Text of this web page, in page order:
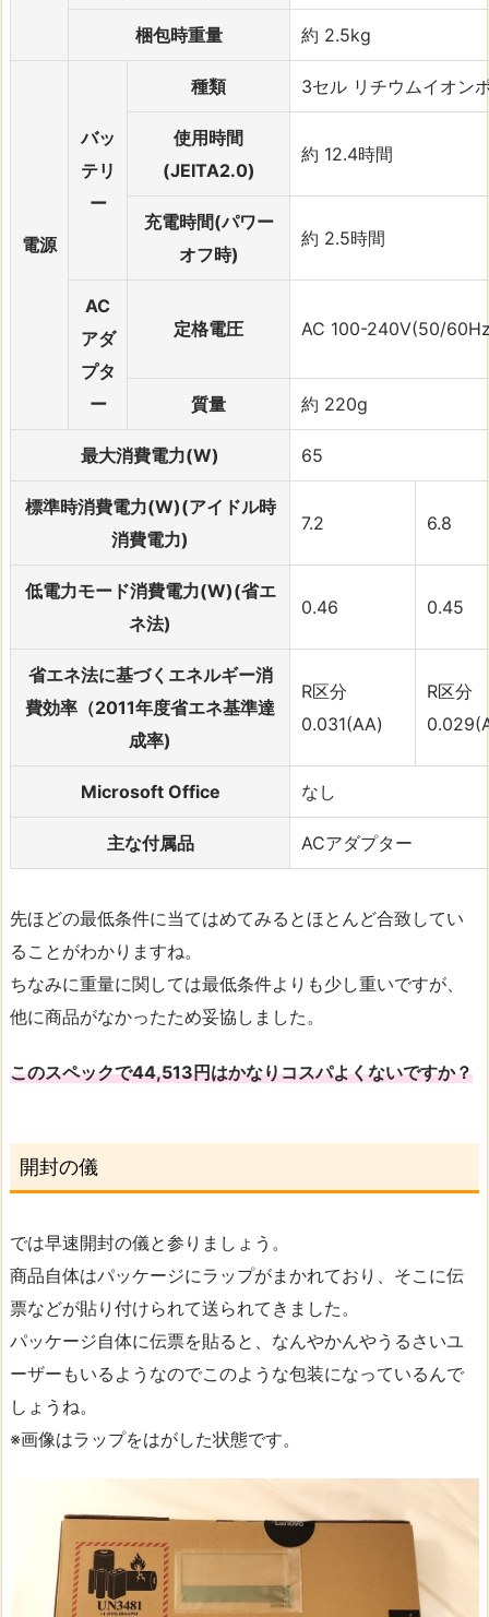
梱包時重量 約 2.5kg
電源
バッ
テリ
ー
種類 3セル リチウムイオン
使用時間
(JEITA2.0)
約 12.4時間
充電時間(パワー
オフ時)
約 2.5時間
AC
アダ
プタ
ー
定格電圧 AC 100-240V(50/
質量 約 220g
最大消費電力(W) 65
標準時消費電力(W)(アイドル時
消費電力)
7.2 6.8
低電力モード消費電力(W)(省エ
ネ法)
0.46 0.45
省エネ法に基づくエネルギー消
費効率（2011年度省エネ基準達
成率)
R区分
0.031(AA)
R区分
Microsoft Office なし
主な付属品 ACアダプター
先ほどの最低条件に当てはめてみるとほとんど合致してい
ることがわかりますね。
ちなみに重量に関しては最低条件よりも少し重いですが、
他に商品がなかったため妥協しました。
このスペックで44,513円はかなりコスパよくないですか？
開封の儀
では早速開封の儀と参りましょう。
商品自体はパッケージにラップがまかれており、そこに伝
票などが貼り付けられて送られてきました。
パッケージ自体に伝票を貼ると、なんやかんやうるさいユ
ーザーもいるようなのでこのような包装になっているんで
しょうね。
※画像はラップをはがした状態です。